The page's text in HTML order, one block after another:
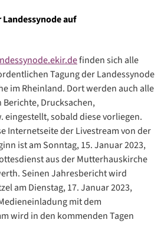
auf
finden sich alle
Tagung der Landessynode
im Rheinland. Dort werden auch alle
Drucksachen,
eingestellt, sobald diese vorliegen.
Internetseite der Livestream von der
ist am Sonntag, 15. Januar 2023,
aus der Mutterhauskirche
Seinen Jahresbericht wird
am Dienstag, 17. Januar 2023,
mit dem
wird in den kommenden Tagen